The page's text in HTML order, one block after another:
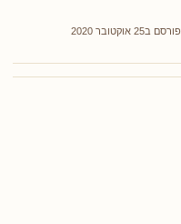
פורסם ב25 אוקטובר 2020